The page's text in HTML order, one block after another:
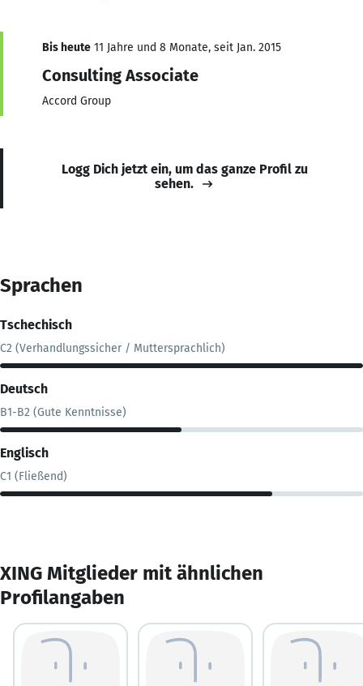
Bis heute 11 Jahre und 8 Monate, seit Jan. 2015
Consulting Associate
Accord Group
Logg Dich jetzt ein, um das ganze Profil zu
sehen.
Sprachen
Tschechisch
C2 (Verhandlungssicher / Muttersprachlich)
Deutsch
B1-B2 (Gute Kenntnisse)
Englisch
C1 (Fließend)
XING Mitglieder mit ähnlichen
Profilangaben